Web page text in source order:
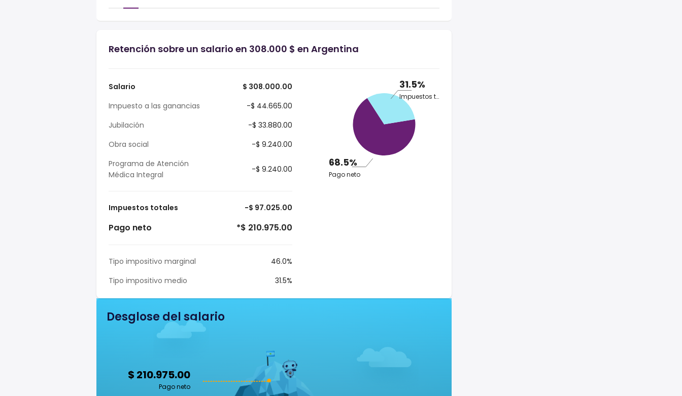
Retención sobre un salario en 308.000 $ en Argentina
Salario
$ 308.000.00
Impuesto a las ganancias
-$ 44.665.00
Jubilación
-$ 33.880.00
Obra social
-$ 9.240.00
Programa de Atención
Médica Integral
-$ 9.240.00
Impuestos totales -$ 97.025.00
Pago neto *$ 210.975.00
Tipo impositivo marginal
46.0%
Tipo impositivo medio
31.5%
31.5%
Impuestos totales
68.5%
Pago neto
Desglose del salario
$ 210.975.00
Pago neto